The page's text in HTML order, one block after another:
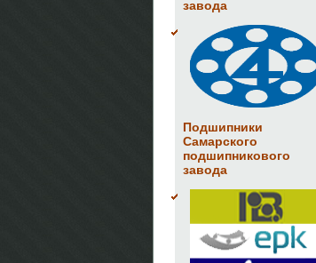
завода
Подшипники
Самарского
подшипникового
завода